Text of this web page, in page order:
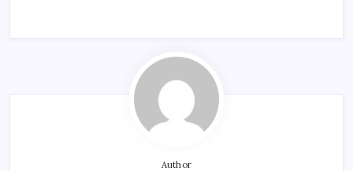
Author